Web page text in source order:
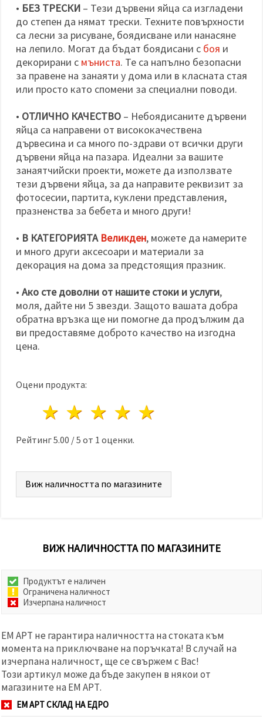
• БЕЗ ТРЕСКИ – Тези дървени яйца са изгладени
до степен да нямат трески. Техните повърхности
са лесни за рисуване, боядисване или нанасяне
на лепило. Могат да бъдат боядисани с боя и
декорирани с мъниста. Те са напълно безопасни
за правене на занаяти у дома или в класната стая
или просто като спомени за специални поводи.
• ОТЛИЧНО КАЧЕСТВО – Небоядисаните дървени
яйца са направени от висококачествена
дървесина и са много по-здрави от всички други
дървени яйца на пазара. Идеални за вашите
занаятчийски проекти, можете да използвате
тези дървени яйца, за да направите реквизит за
фотосесии, партита, куклени представления,
празненства за бебета и много други!
• В КАТЕГОРИЯТА Великден, можете да намерите
и много други аксесоари и материали за
декорация на дома за предстоящия празник.
• Ако сте доволни от нашите стоки и услуги,
моля, дайте ни 5 звезди. Защото вашата добра
обратна връзка ще ни помогне да продължим да
ви предоставяме доброто качество на изгодна
цена.
Оцени продукта:
4 звезди
3 звезди
2 звезди
1 звезда
Рейтинг5.00 /5 от 1 оценки.
Виж наличността по магазините
ВИЖ НАЛИЧНОСТТА ПО МАГАЗИНИТЕ
Продуктът е наличен
Ограничена наличност
Изчерпана наличност
ЕМ АРТ не гарантира наличността на стоката към
момента на приключване на поръчката! В случай на
изчерпана наличност, ще се свържем с Вас!
Този артикул може да бъде закупен в някои от
магазините на ЕМ АРТ.
ЕМ АРТ СКЛАД НА ЕДРО